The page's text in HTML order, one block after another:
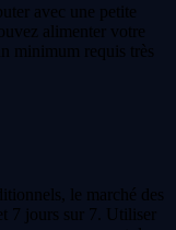
garantie de résultats
descendre.